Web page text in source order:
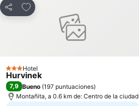
Compartir
Agregar a favoritos
3 Estrellas
Hotel
Hurvinek
7,9 Bueno (197 puntuaciones)
Montañita, a 0.6 km de: Centro de la ciudad